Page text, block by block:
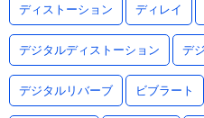
ディストーション ディレイ
デジタルディストーション デ
デジタルリバーブ ビブラート